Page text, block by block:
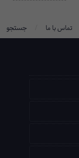
تماس با ما جستجو